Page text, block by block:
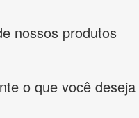
nossos produtos
o que você